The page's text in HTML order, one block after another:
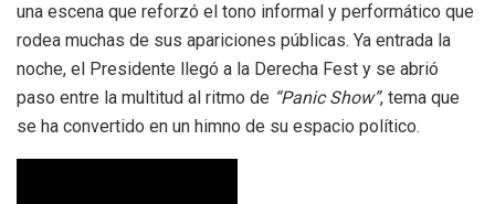
una escena que reforzó el tono informal y performático que
rodea muchas de sus apariciones públicas. Ya entrada la
noche, el Presidente llegó a la Derecha Fest y se abrió
paso entre la multitud al ritmo de “Panic Show”, tema que
se ha convertido en un himno de su espacio político.